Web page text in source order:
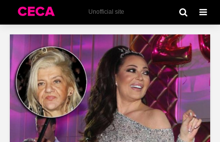
Unofficial site